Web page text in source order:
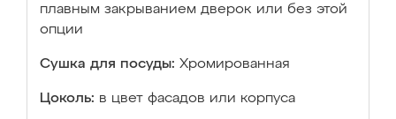
плавным закрыванием дверок или без этой
опции
Сушка для посуды: Хромированная
Цоколь: в цвет фасадов или корпуса